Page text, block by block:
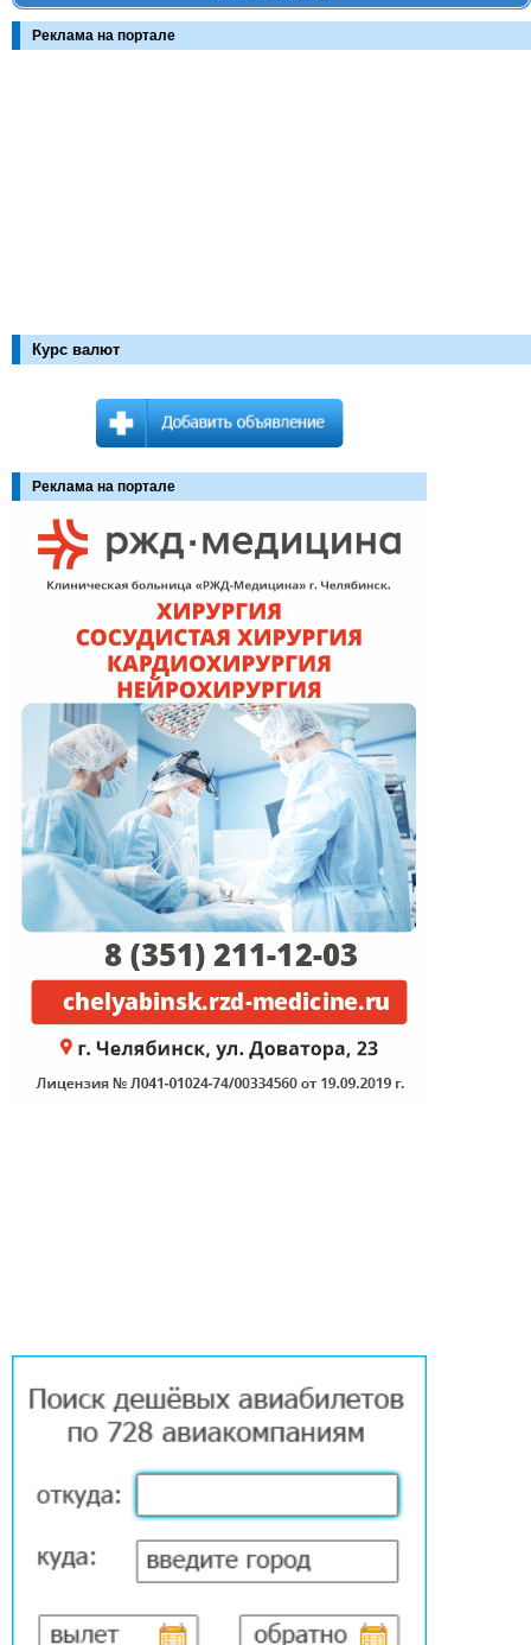
Реклама на портале
Курс валют
Реклама на портале